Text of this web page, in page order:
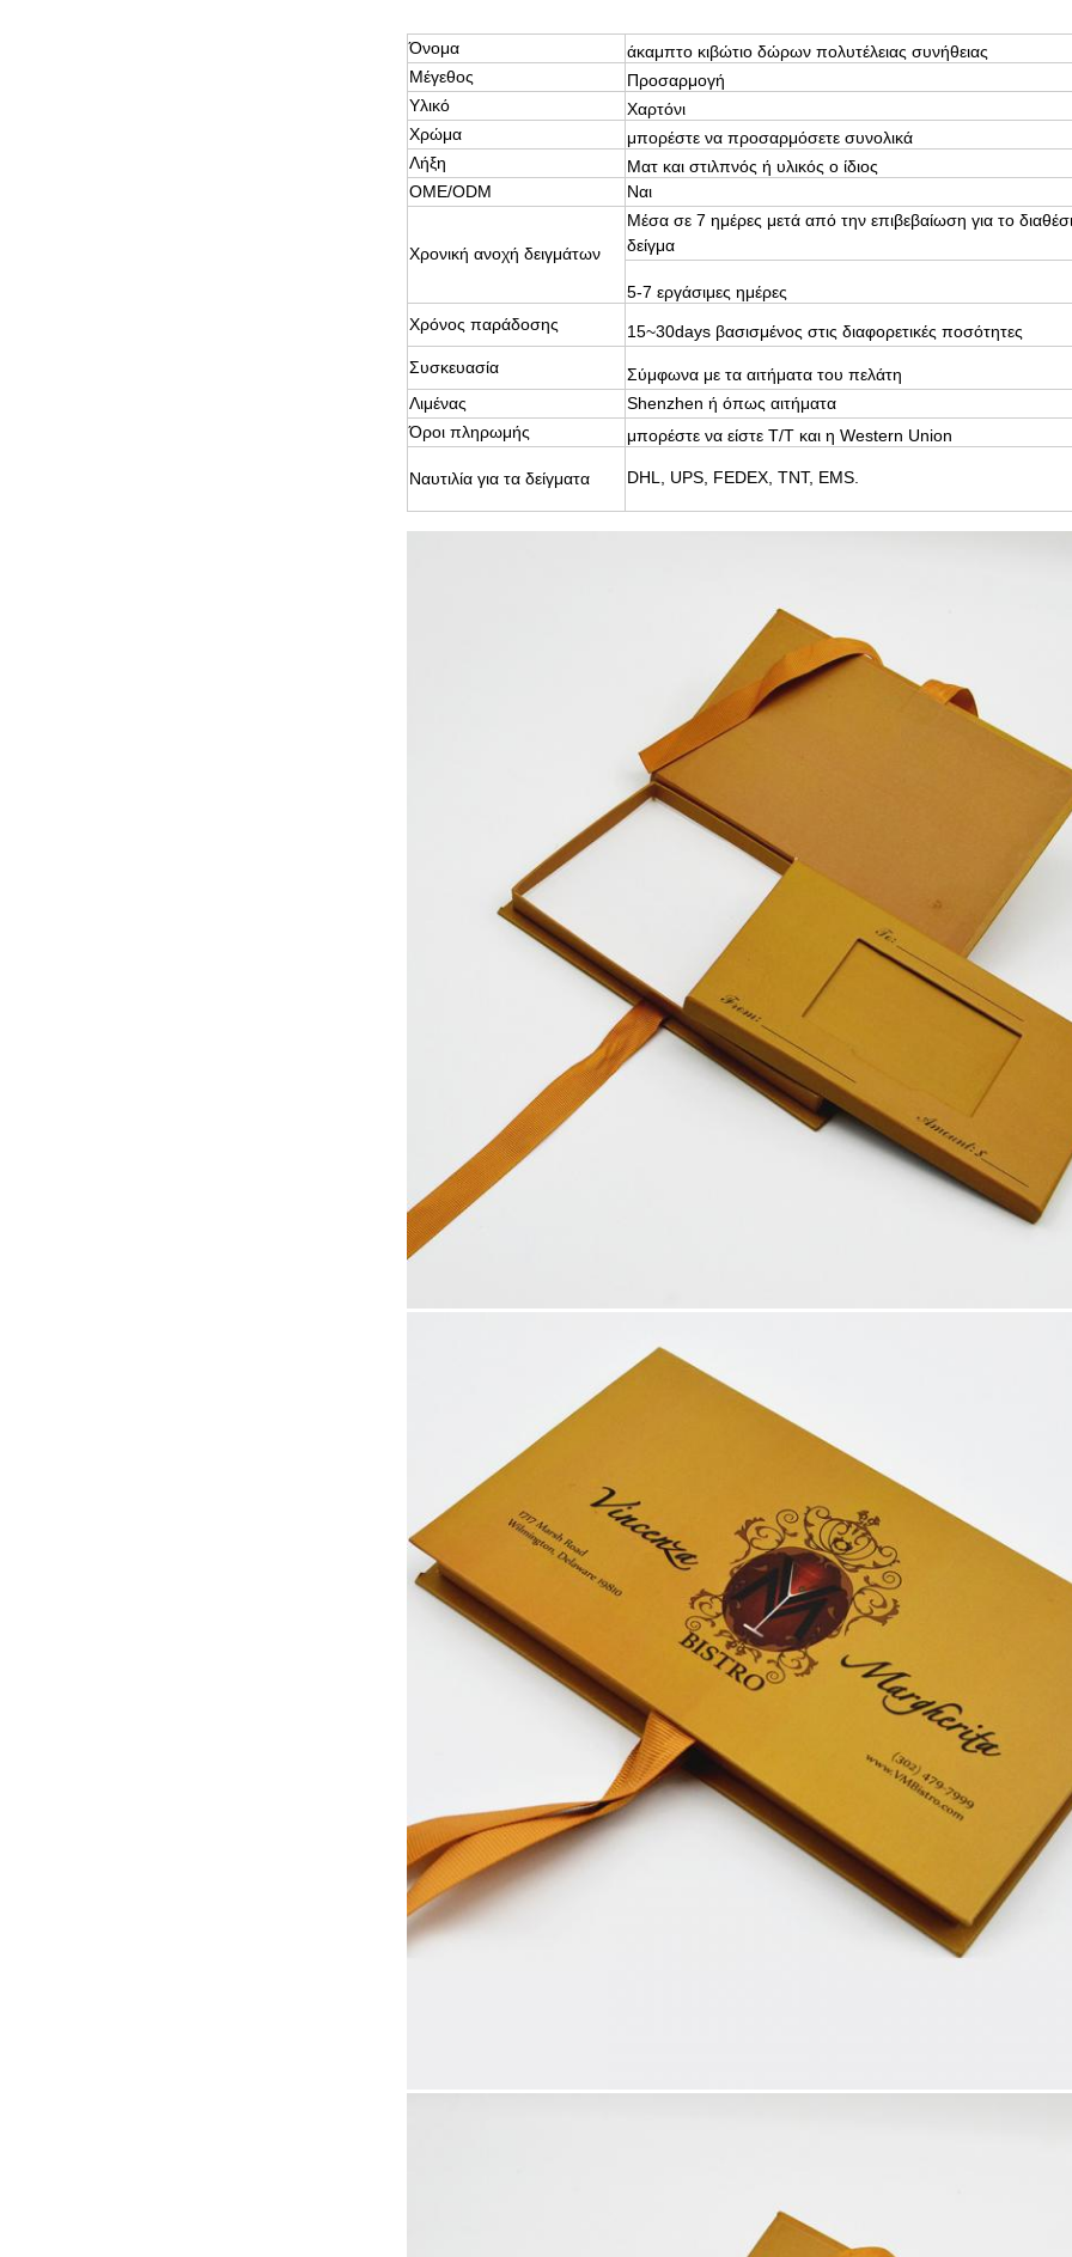
Όνομα
άκαμπτο κιβώτιο δώρων πολυτέλειας συνήθειας
Μέγεθος
Προσαρμογή
Υλικό
Χαρτόνι
Χρώμα
μπορέστε να προσαρμόσετε συνολικά
Λήξη
Ματ και στιλπνός ή υλικός ο ίδιος
OME/ODM
Ναι
Χρονική ανοχή δειγμάτων
Μέσα σε 7 ημέρες μετά από την επιβεβαίωση για το
δείγμα
5-7 εργάσιμες ημέρες
Χρόνος παράδοσης
15~30days βασισμένος στις διαφορετικές ποσότητες
Συσκευασία
Σύμφωνα με τα αιτήματα του πελάτη
Λιμένας
Shenzhen ή όπως αιτήματα
Όροι πληρωμής
μπορέστε να είστε T/T και η Western Union
Ναυτιλία για τα δείγματα DHL, UPS, FEDEX, TNT, EMS.